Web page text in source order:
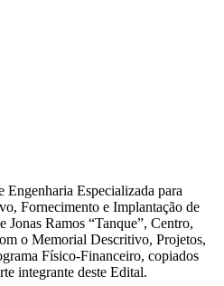
Engenharia Especializada para
Fornecimento e Implantação de
Jonas Ramos “Tanque”, Centro,
o Memorial Descritivo, Projetos,
Físico-Financeiro, copiados
integrante deste Edital.